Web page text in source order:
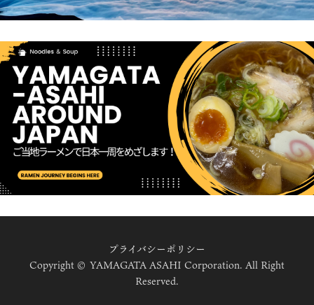
プライバシーポリシー
Copyright © YAMAGATA ASAHI Corporation. All Right
Reserved.